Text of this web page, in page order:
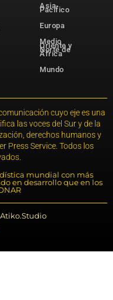
Asia-
Pacífico
Europa
Medio
Oriente y
Norte de
África
Mundo
cuyo eje es una
las voces del Sur y de la
derechos humanos y
Press Service. Todos los
mundial con más
en desarrollo que en los